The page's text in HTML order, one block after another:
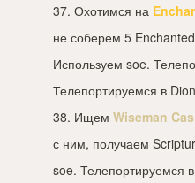
37. Охотимся на
не соберем 5
Используем soe.
Телепортируемся в
38. Ищем Wiseman
с ним, получаем
soe. Телепортируемся